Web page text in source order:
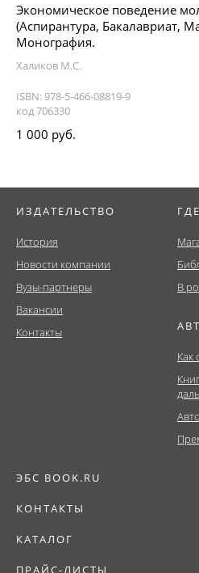
Экономическое поведение
(Аспирантура, Бакалавриат,
Монография.
Халиков М.С.
ISBN: 978-5-466-08819-9
код 706330
1 000 руб.
ИЗДАТЕЛЬСТВО
История
Новости компании
Вузы-партнеры
Вакансии
Контакты
В
Как
ЭБС BOOK.RU
КОНТАКТЫ
КАТАЛОГ
ПРАЙС-ЛИСТЫ